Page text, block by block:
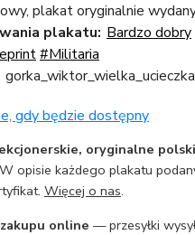
plakat oryginalnie
plakatu: Bardzo dobry
#Militaria
gdy będzie dostępny
oryginalne
opisie każdego plakatu
Więcej o nas.
online — przesyłki